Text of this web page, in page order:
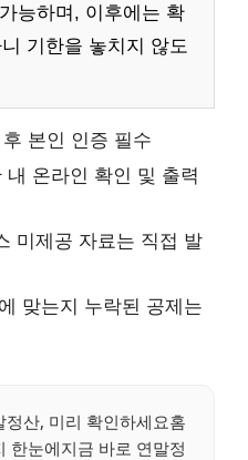
능하며, 이후에는 확
기한을 놓치지 않도
본인 인증 필수
내 온라인 확인 및 출력
미제공 자료는 직접 발
맞는지 누락된 공제는
정산, 미리 확인하세요홈
한눈에지금 바로 연말정